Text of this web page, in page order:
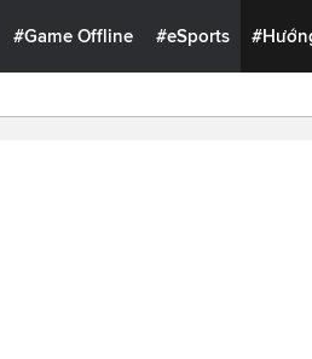
#Game Offline #eSports